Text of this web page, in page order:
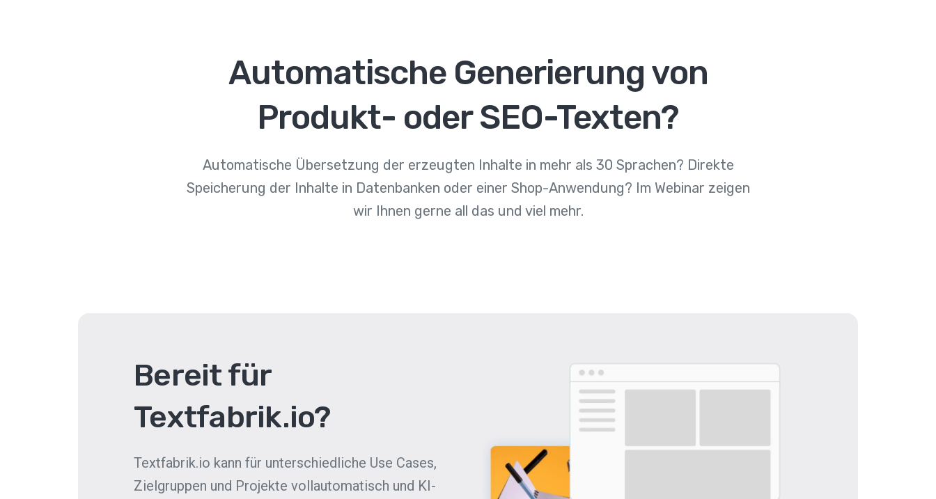
Automatische Generierung von
Produkt- oder SEO-Texten?
Automatische Übersetzung der erzeugten Inhalte in mehr als 30 Sprachen? Direkte
Speicherung der Inhalte in Datenbanken oder einer Shop-Anwendung? Im Webinar zeigen
wir Ihnen gerne all das und viel mehr.
Bereit für
Textfabrik.io?
Textfabrik.io kann für unterschiedliche Use Cases,
Zielgruppen und Projekte vollautomatisch und KI-